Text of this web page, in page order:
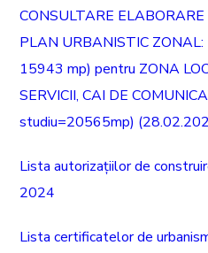
CONSULTARE
PLAN URBANISTIC
15943 mp) pentru ZONA
SERVICII, CAI DE
studiu=20565mp)
Lista autorizațiilor de
2024
Lista certificatelor de